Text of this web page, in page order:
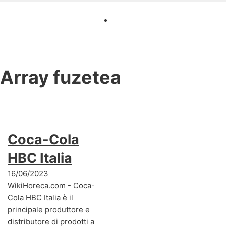
Arrayfuzetea
Coca-Cola
HBC Italia
16/06/2023
WikiHoreca.com - Coca-
Cola HBC Italia è il
principale produttore e
distributore di prodotti a